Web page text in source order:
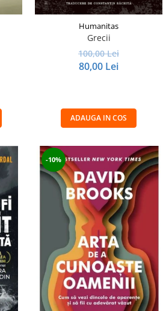
Humanitas
Grecii
100,00 Lei
80,00 Lei
ADAUGA IN COS
-10%